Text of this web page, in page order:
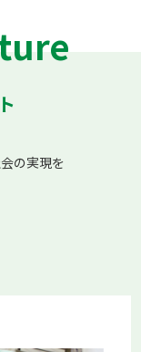
ま
社沃土会（国
社沃土会（国
の実現を